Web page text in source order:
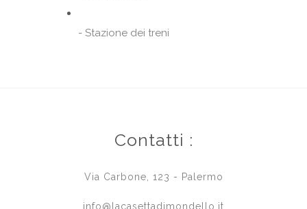
- Stazione dei treni
Contatti :
Via Carbone, 123 - Palermo
info@lacasettadimondello.it